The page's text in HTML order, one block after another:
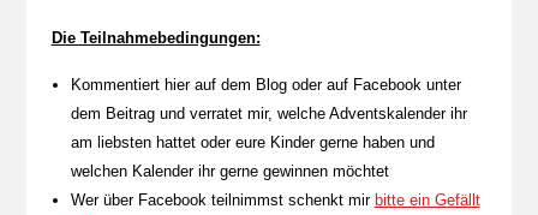
Die Teilnahmebedingungen:
Kommentiert hier auf dem Blog oder auf Facebook unter
dem Beitrag und verratet mir, welche Adventskalender ihr
am liebsten hattet oder eure Kinder gerne haben und
welchen Kalender ihr gerne gewinnen möchtet
Wer über Facebook teilnimmst schenkt mir bitte ein Gefällt